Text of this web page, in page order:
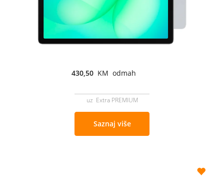
430,50 KM odmah
uz Extra PREMIUM
Saznaj više